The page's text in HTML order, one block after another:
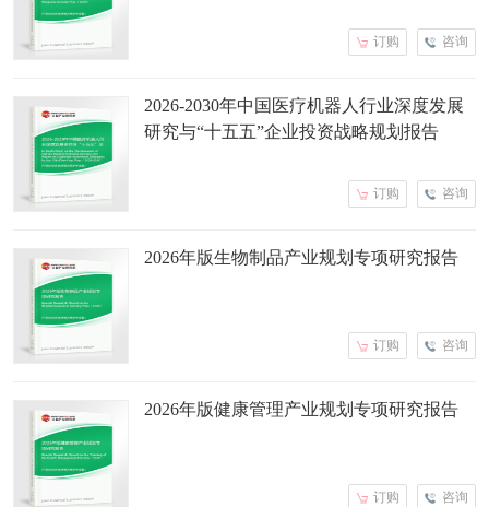
咨询
订购
2026-2030年中国医疗机器人行业深度发展
研究与“十五五”企业投资战略规划报告
咨询
订购
2026年版生物制品产业规划专项研究报告
咨询
订购
2026年版健康管理产业规划专项研究报告
咨询
订购